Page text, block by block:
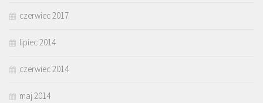
czerwiec 2017
lipiec 2014
czerwiec 2014
maj 2014